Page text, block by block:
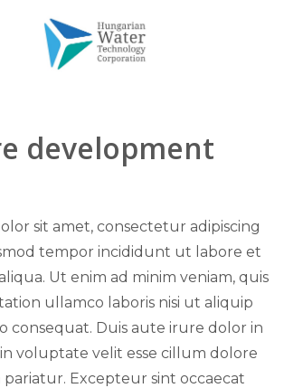
development
sit amet, consectetur adipiscing
tempor incididunt ut labore et
Ut enim ad minim veniam, quis
ullamco laboris nisi ut aliquip
consequat. Duis aute irure dolor in
voluptate velit esse cillum dolore
Excepteur sint occaecat